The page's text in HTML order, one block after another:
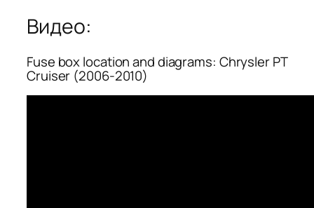
Видео:
Fuse box location and diagrams: Chrysler PT
Cruiser (2006-2010)